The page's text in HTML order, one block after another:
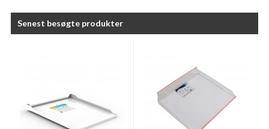
Senest besøgte produkter